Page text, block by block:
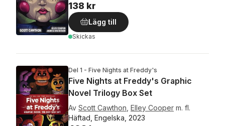
138 kr
Lägg till
Skickas
Del 1 - Five Nights at Freddy's
Five Nights at Freddy's Graphic
Novel Trilogy Box Set
Av Scott Cawthon Elley Cooper m. fl.
Häftad, Engelska, 2023